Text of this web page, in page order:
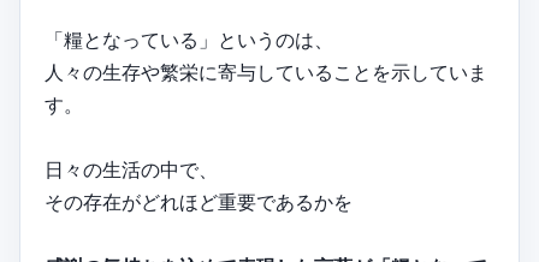
「糧となっている」というのは、
人々の生存や繁栄に寄与していることを示していま
す。
日々の生活の中で、
その存在がどれほど重要であるかを